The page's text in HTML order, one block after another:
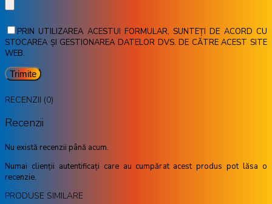
PRIN UTILIZAREA ACESTUI FORMULAR, SUNTEȚI DE ACORD CU
STOCAREA ȘI GESTIONAREA DATELOR DVS. DE CĂTRE ACEST SITE
WEB.
RECENZII (0)
Recenzii
Nu există recenzii până acum.
Numai clienții autentificați care au cumpărat acest produs pot lăsa o
recenzie.
PRODUSE SIMILARE